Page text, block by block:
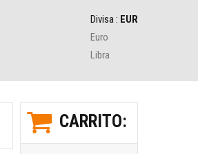
Divisa : EUR
Euro
Libra
CARRITO: